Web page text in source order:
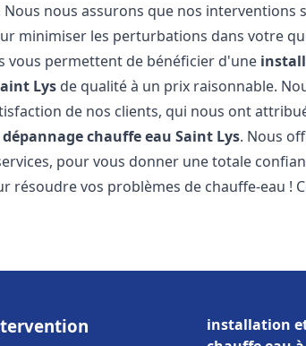
nous assurons que nos interventions
minimiser les perturbations dans votre
vous permettent de bénéficier d'une
Lys de qualité à un prix raisonnable.
de nos clients, qui nous ont
chauffe eau Saint Lys. Nous
pour vous donner une totale
résoudre vos problèmes de chauffe-eau !
installation